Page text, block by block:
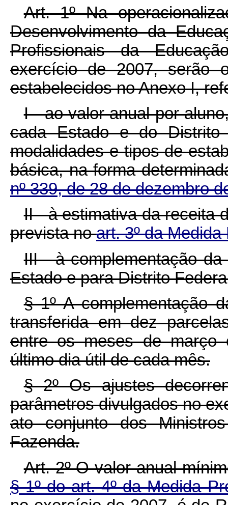
Art. 1º Na
Desenvolvimento da
Profissionais da
exercício de 2007, serão
estabelecidos no Anexo I,
I - ao valor anual por
cada Estado e do Distrito
modalidades e tipos de
básica, na forma
nº 339, de 28 de dezembro
II - à estimativa da receita
prevista noart. 3º da
III - à complementação
Estado e para Distrito
§ 1º A complementação
transferida em dez
entre os meses de março
último dia útil de cada mês.
§ 2º Os ajustes
parâmetros divulgados no
ato conjunto dos
Fazenda.
Art. 2º O valor anual
§ 1º do art. 4º da Medida